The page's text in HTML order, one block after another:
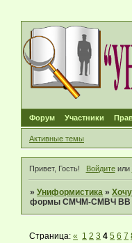
Форум Участники
Активные темы
Привет, Гость! Войдитеили
»Униформистика »
формы СМЧМ-CМВЧ
Страница:« 1 2 3 4 5 6 7